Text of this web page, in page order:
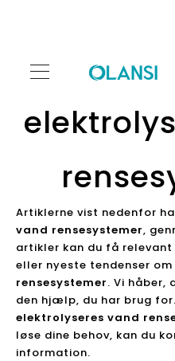
Artiklerne vist nedenfor
vand rensesystemer,
artikler kan du få
eller nyeste tendenser om
rensesystemer. Vi håber,
den hjælp, du har brug
elektrolyseres vand
løse dine behov, kan du
information.